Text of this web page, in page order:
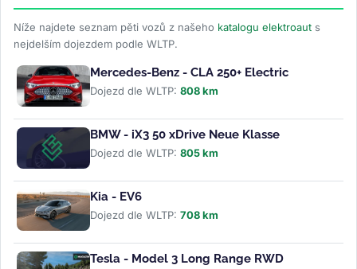
Níže najdete seznam pěti vozů z našeho katalogu elektroaut s
nejdelším dojezdem podle WLTP.
Mercedes-Benz - CLA 250+ Electric
Dojezd dle WLTP: 808 km
BMW - iX3 50 xDrive Neue Klasse
Dojezd dle WLTP: 805 km
Kia - EV6
Dojezd dle WLTP: 708 km
Tesla - Model 3 Long Range RWD